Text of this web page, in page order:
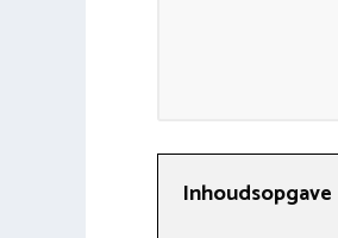
Inhoudsopgave